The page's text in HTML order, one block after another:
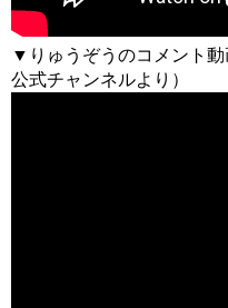
▼りゅうぞうのコメント動
公式チャンネルより）